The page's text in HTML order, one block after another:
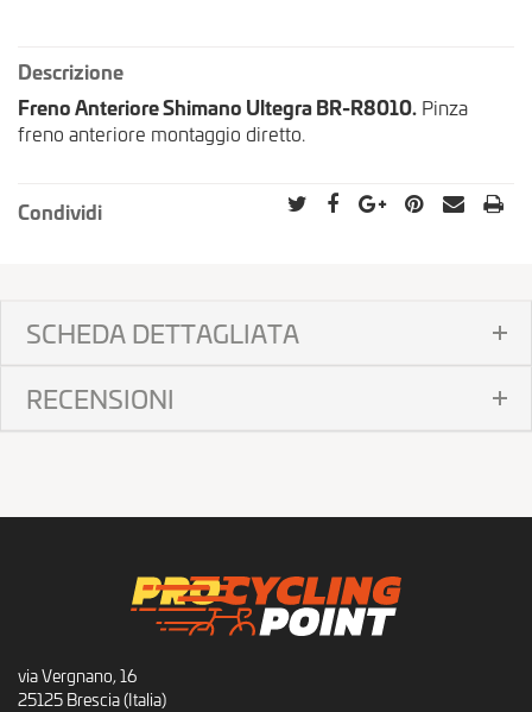
Descrizione
Freno Anteriore Shimano Ultegra BR-R8010. Pinza
freno anteriore montaggio diretto.
Condividi
SCHEDA DETTAGLIATA
RECENSIONI
via Vergnano, 16
25125 Brescia (Italia)